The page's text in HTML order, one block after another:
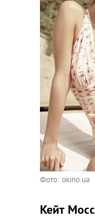
Фото: okino.ua
Кейт Мосс